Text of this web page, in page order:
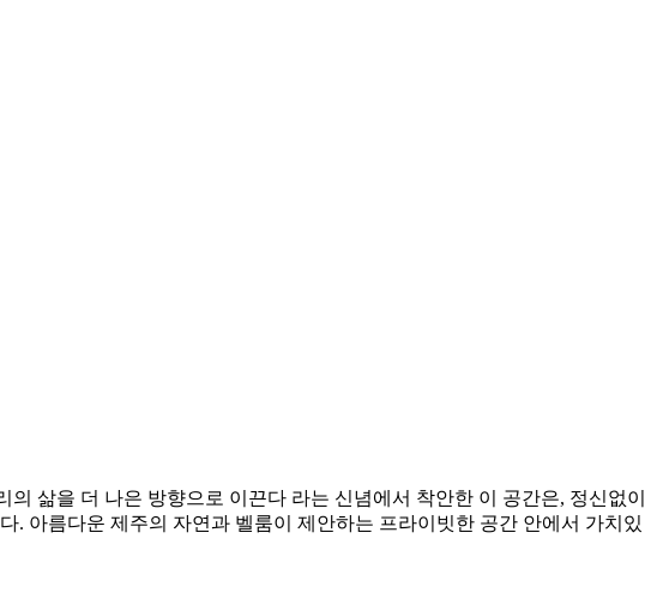
삶을 더 나은 방향으로 이끈다 라는 신념에서 착안한 이 공간은, 정신없이
아름다운 제주의 자연과 벨룸이 제안하는 프라이빗한 공간 안에서 가치있